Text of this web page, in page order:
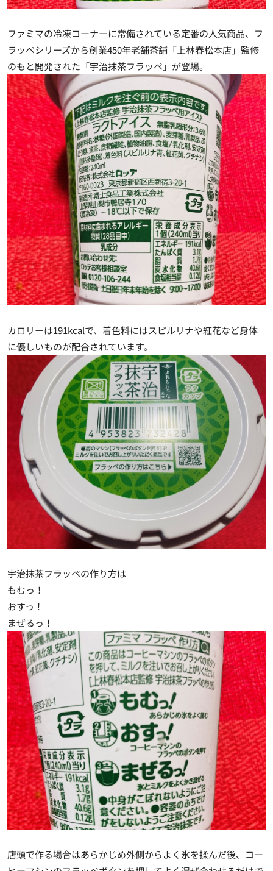
ファミマの冷凍コーナーに常備されている定番の人気商品、フ
ラッペシリーズから創業450年老舗茶舗「上林春松本店」監修
のもと開発された「宇治抹茶フラッペ」が登場。
カロリーは191kcalで、着色料にはスピルリナや紅花など身体
に優しいものが配合されています。
宇治抹茶フラッペの作り方は
もむっ！
おすっ！
まぜるっ！
店頭で作る場合はあらかじめ外側からよく氷を揉んだ後、コー